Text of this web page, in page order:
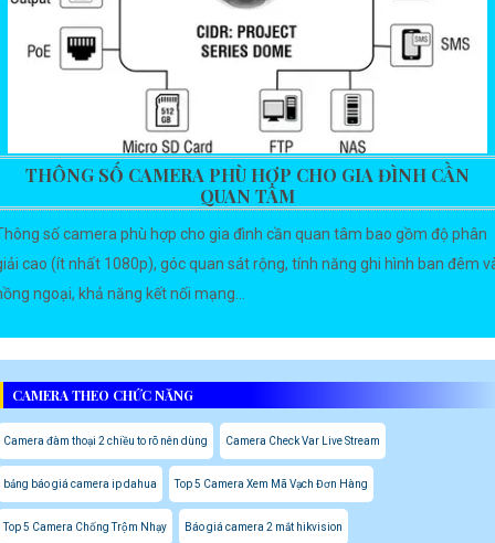
THÔNG SỐ CAMERA PHÙ HỢP CHO GIA ĐÌNH CẦN
QUAN TÂM
số camera phù hợp cho gia đình cần quan tâm bao gồm độ phân
cao (ít nhất 1080p), góc quan sát rộng, tính năng ghi hình ban đêm
ngoại, khả năng kết nối mạng...
CAMERA THEO CHỨC NĂNG
Camera đàm thoại 2 chiều to rõ nên dùng Camera Check Var Live Stream
bảng báo giá camera ip dahua Top 5 Camera Xem Mã Vạch Đơn Hàng
Top 5 Camera Chống Trộm Nhạy Báo giá camera 2 mắt hikvision